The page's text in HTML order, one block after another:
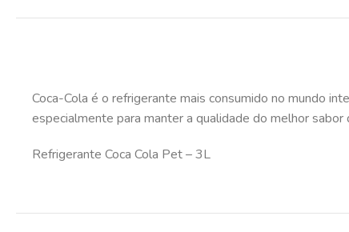
Coca-Cola é o refrigerante mais consumido no mundo
especialmente para manter a qualidade do melhor sabor
Refrigerante Coca Cola Pet – 3L